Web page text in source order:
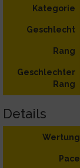
Kategorie
Geschlecht
Rang
Geschlechter
Rang
Details
Wertung
Pace